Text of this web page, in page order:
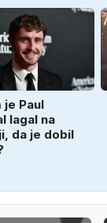
je Paul
lagal na
da je dobil